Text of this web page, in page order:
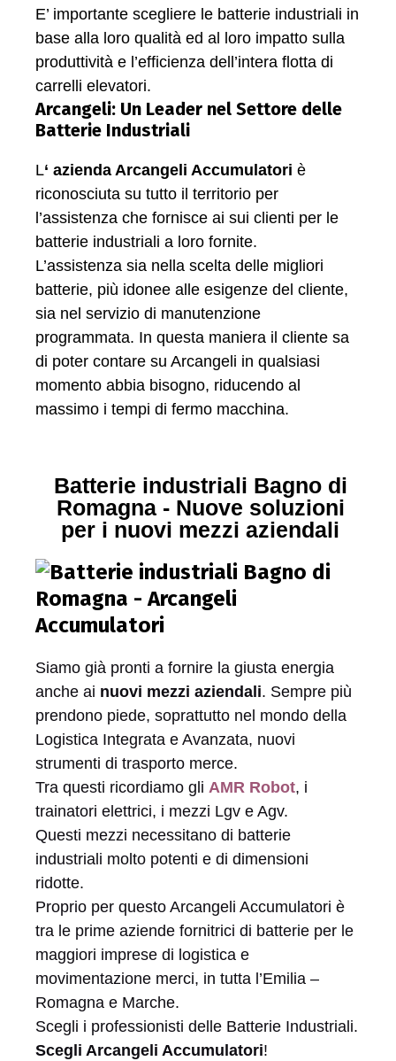
E’ importante scegliere le batterie industriali in
base alla loro qualità ed al loro impatto sulla
produttività e l’efficienza dell’intera flotta di
carrelli elevatori.
Arcangeli: Un Leader nel Settore delle
Batterie Industriali
L‘ azienda Arcangeli Accumulatori è
riconosciuta su tutto il territorio per
l’assistenza che fornisce ai sui clienti per le
batterie industriali a loro fornite.
L’assistenza sia nella scelta delle migliori
batterie, più idonee alle esigenze del cliente,
sia nel servizio di manutenzione
programmata. In questa maniera il cliente sa
di poter contare su Arcangeli in qualsiasi
momento abbia bisogno, riducendo al
massimo i tempi di fermo macchina.
Batterie industriali Bagno di
Romagna - Nuove soluzioni
per i nuovi mezzi aziendali
Siamo già pronti a fornire la giusta energia
anche ai nuovi mezzi aziendali. Sempre più
prendono piede, soprattutto nel mondo della
Logistica Integrata e Avanzata, nuovi
strumenti di trasporto merce.
Tra questi ricordiamo gli AMR Robot, i
trainatori elettrici, i mezzi Lgv e Agv.
Questi mezzi necessitano di batterie
industriali molto potenti e di dimensioni
ridotte.
Proprio per questo Arcangeli Accumulatori è
tra le prime aziende fornitrici di batterie per le
maggiori imprese di logistica e
movimentazione merci, in tutta l’Emilia –
Romagna e Marche.
Scegli i professionisti delle Batterie Industriali.
Scegli Arcangeli Accumulatori!